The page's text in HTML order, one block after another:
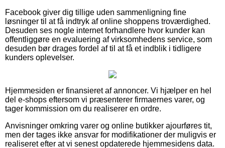
Facebook giver dig tillige uden sammenligning fine
løsninger til at få indtryk af online shoppens troværdighed.
Desuden ses nogle internet forhandlere hvor kunder kan
offentliggøre en evaluering af virksomhedens service, som
desuden bør drages fordel af til at få et indblik i tidligere
kunders oplevelser.
Hjemmesiden er finansieret af annoncer. Vi hjælper en hel
del e-shops eftersom vi præsenterer firmaernes varer, og
tager kommission om du realiserer en ordre.
Anvisninger omkring varer og online butikker ajourføres tit,
men der tages ikke ansvar for modifikationer der muligvis er
realiseret efter at vi senest opdaterede hjemmesidens data.